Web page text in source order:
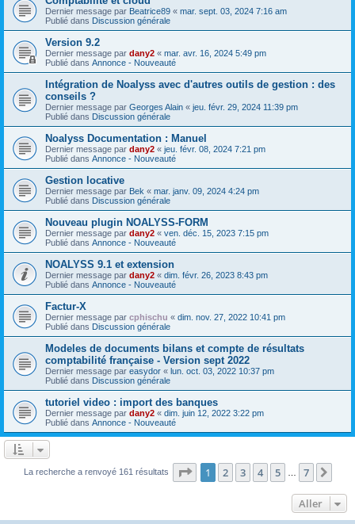
Dernier message par Beatrice89 « mar. sept. 03, 2024 7:16 am
Publié dans Discussion générale
Version 9.2
Dernier message par dany2 « mar. avr. 16, 2024 5:49 pm
Publié dans Annonce - Nouveauté
Intégration de Noalyss avec d'autres outils de gestion : des
conseils ?
Dernier message par Georges Alain « jeu. févr. 29, 2024 11:39 pm
Publié dans Discussion générale
Noalyss Documentation : Manuel
Dernier message par dany2 « jeu. févr. 08, 2024 7:21 pm
Publié dans Annonce - Nouveauté
Gestion locative
Dernier message par Bek « mar. janv. 09, 2024 4:24 pm
Publié dans Discussion générale
Nouveau plugin NOALYSS-FORM
Dernier message par dany2 « ven. déc. 15, 2023 7:15 pm
Publié dans Annonce - Nouveauté
NOALYSS 9.1 et extension
Dernier message par dany2 « dim. févr. 26, 2023 8:43 pm
Publié dans Annonce - Nouveauté
Factur-X
Dernier message par cphischu « dim. nov. 27, 2022 10:41 pm
Publié dans Discussion générale
Modeles de documents bilans et compte de résultats
comptabilité française - Version sept 2022
Dernier message par easydor « lun. oct. 03, 2022 10:37 pm
Publié dans Discussion générale
tutoriel video : import des banques
Dernier message par dany2 « dim. juin 12, 2022 3:22 pm
Publié dans Annonce - Nouveauté
La recherche a renvoyé 161 résultats Page 1sur7
1 2 3 4 5 7
Aller